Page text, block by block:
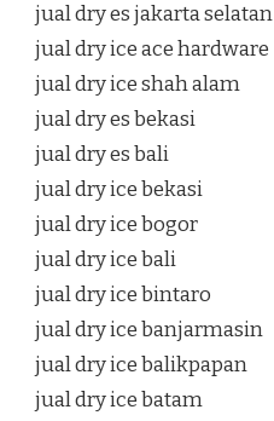
jual dry es jakarta selatan
jual dry ice ace hardware
jual dry ice shah alam
jual dry es bekasi
jual dry es bali
jual dry ice bekasi
jual dry ice bogor
jual dry ice bali
jual dry ice bintaro
jual dry ice banjarmasin
jual dry ice balikpapan
jual dry ice batam